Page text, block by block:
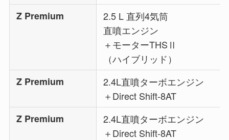
Z Premium
2.5 L 直列4気筒
直噴エンジン
＋モーターTHSⅡ
（ハイブリッド）
Z Premium
2.4L直噴ターボエンジン
＋Direct Shift-8AT
Z Premium
2.4L直噴ターボエンジン
＋Direct Shift-8AT